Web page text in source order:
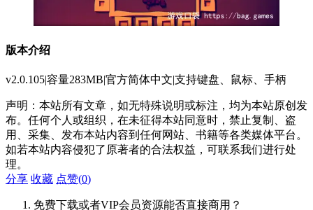
版本介绍
v2.0.105|容量283MB|官方简体中文|支持键盘、鼠标、手柄
声明：本站所有文章，如无特殊说明或标注，均为本站原创发
布。任何个人或组织，在未征得本站同意时，禁止复制、盗
用、采集、发布本站内容到任何网站、书籍等各类媒体平台。
如若本站内容侵犯了原著者的合法权益，可联系我们进行处
理。
分享 收藏 点赞(0)
免费下载或者VIP会员资源能否直接商用？